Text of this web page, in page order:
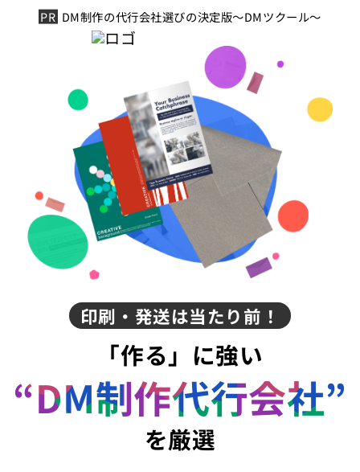
DM制作の代行会社選びの決定版～DMツクール～
印刷・発送は当たり前！
「作る」に強い
“DM制作代行会社”
を厳選